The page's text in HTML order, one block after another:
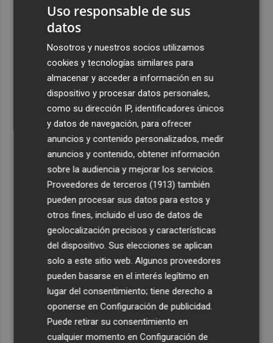
Últimas Noticias
Las '200 vidas' que llevaron a Paco Rabal de Águilas a la
cima del cine: un documental recupera la voz y la mirada
del actor
Mario Domínguez, a un paso del Excelsior Róterdam de
la Eredivisie
Entidades del Camp d'Elx reclaman más protagonismo
en las fiestas para la Ufece y conciertos en valenciano
El Ibex 35 sube un 2% la primera semana de agosto tras
conquistar los históricos 20.000 puntos
Valencia Basket abrirá la EuroLeague Women en casa
Uso responsable de sus
datos
Nosotros y nuestros socios utilizamos
cookies y tecnologías similares para
almacenar y acceder a información en su
dispositivo y procesar datos personales,
como su dirección IP, identificadores únicos
y datos de navegación, para ofrecer
anuncios y contenido personalizados, medir
anuncios y contenido, obtener información
sobre la audiencia y mejorar los servicios.
Proveedores de terceros (1913) también
pueden procesar sus datos para estos y
otros fines, incluido el uso de datos de
geolocalización precisos y características
del dispositivo. Sus elecciones se aplican
solo a este sitio web. Algunos proveedores
pueden basarse en el interés legítimo en
lugar del consentimiento; tiene derecho a
oponerse enConfiguración de publicidad.
Puede retirar su consentimiento en
cualquier momento enConfiguración de